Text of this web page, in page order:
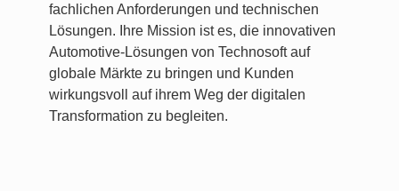
fachlichen Anforderungen und technischen
Lösungen. Ihre Mission ist es, die innovativen
Automotive-Lösungen von Technosoft auf
globale Märkte zu bringen und Kunden
wirkungsvoll auf ihrem Weg der digitalen
Transformation zu begleiten.